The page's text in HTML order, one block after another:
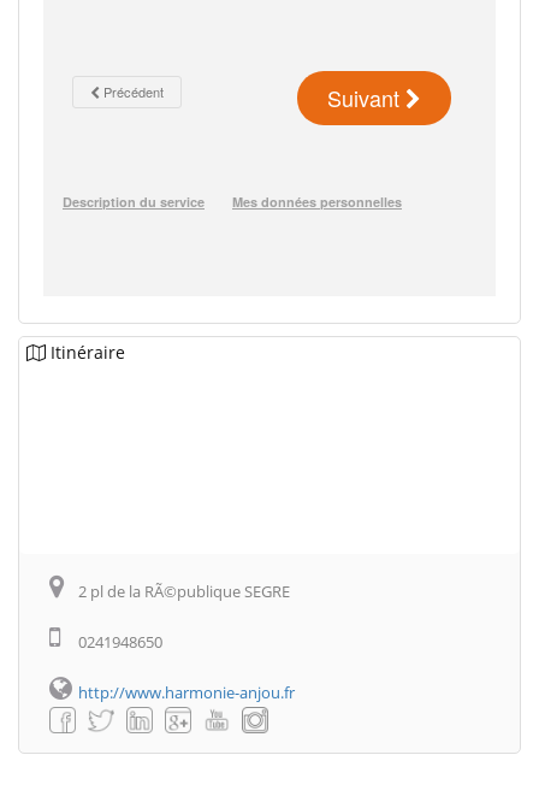
Itinéraire
2 pl de la RÃ©publique SEGRE
0241948650
http://www.harmonie-anjou.fr